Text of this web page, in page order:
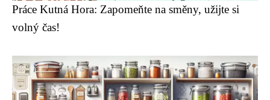
Práce Kutná Hora: Zapomeňte na směny, užijte si
volný čas!